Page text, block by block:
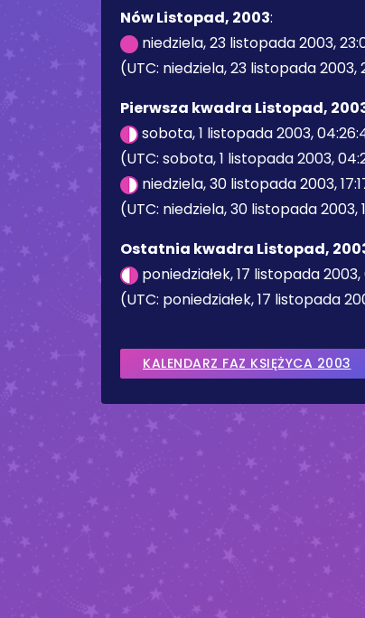
Nów Listopad, 2003:
niedziela, 23 listopada 2003,
(UTC: niedziela, 23 listopada 2003,
Pierwsza kwadra Listopad,
sobota, 1 listopada 2003,
(UTC: sobota, 1 listopada 2003,
niedziela, 30 listopada 2003,
(UTC: niedziela, 30 listopada 2003,
Ostatnia kwadra Listopad,
poniedziałek, 17 listopada
(UTC: poniedziałek, 17 listopada
KALENDARZ FAZ KSIĘŻYCA 2003